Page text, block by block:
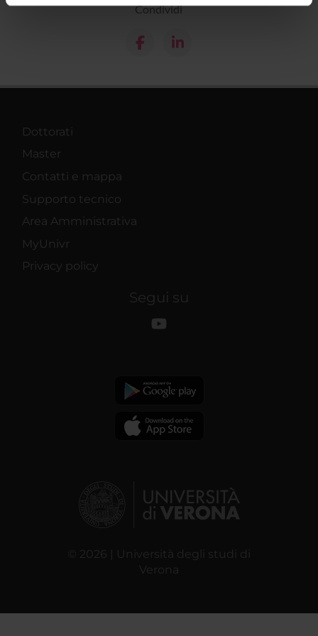
informazioni sul modo in cui utilizzi il nostro sito con i
pubblicità e social media, i quali potrebbero combinarle
Condividi
Dottorati
Master
Contatti e mappa
Supporto tecnico
Area Amministrativa
MyUnivr
Privacy policy
Segui su
© 2026 | Università degli studi di
Verona